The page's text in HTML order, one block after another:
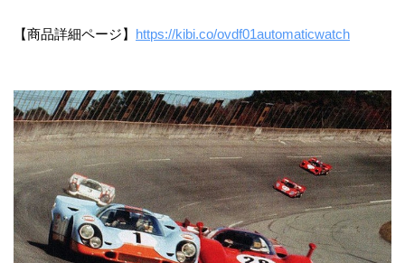
【商品詳細ページ】 https://kibi.co/ovdf01automaticwatch